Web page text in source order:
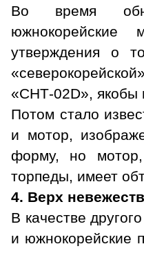
Во время
южнокорейские
утверждения о
«СНТ-02D», якобы
Потом стало
и мотор,
форму, но мотор,
торпеды, имеет
4. Верх
В качестве
и южнокорейские